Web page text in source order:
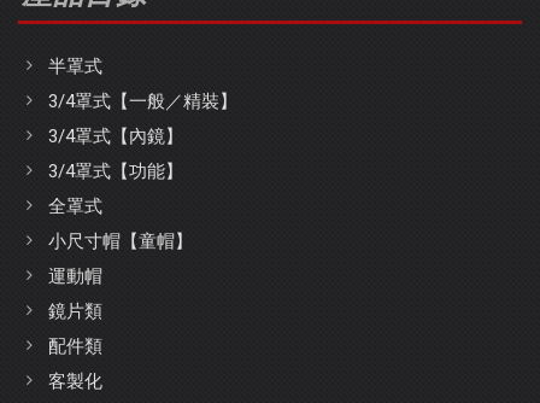
半罩式
3/4罩式【一般／精裝】
3/4罩式【內鏡】
3/4罩式【功能】
全罩式
小尺寸帽【童帽】
運動帽
鏡片類
配件類
客製化